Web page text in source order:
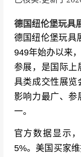
德国纽伦堡玩具
德国纽伦堡玩具
949年始办以来
参展，是国际上
具类成交性展览
影响力最广、参
一。
官方数据显示
5%。美国买家